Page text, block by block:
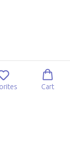
Cart